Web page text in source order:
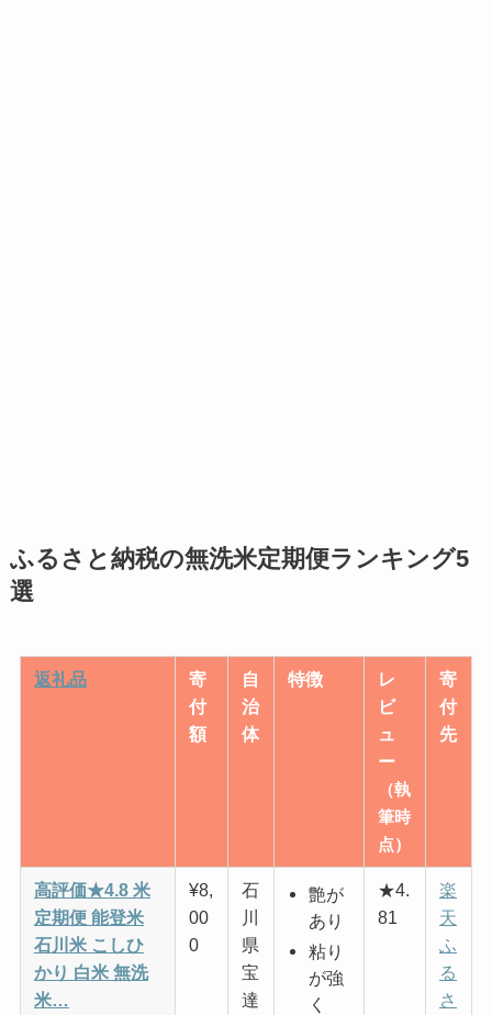
ふるさと納税の無洗米定期便ランキング5
選
返礼品
寄
付
額
自
治
体
特徴
レ
ビ
ュ
ー
（執
筆時
点）
寄
付
先
高評価★4.8 米
定期便 能登米
石川米 こしひ
かり 白米 無洗
米…
¥8,
00
0
石
川
県
宝
達
艶が
あり
粘り
が強
く
★4.
81
楽
天
ふ
る
さ